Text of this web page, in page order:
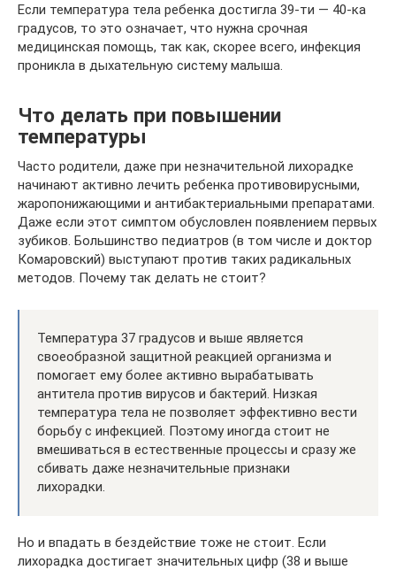
Если температура тела ребенка достигла 39-ти — 40-ка
градусов, то это означает, что нужна срочная
медицинская помощь, так как, скорее всего, инфекция
проникла в дыхательную систему малыша.
Что делать при повышении
температуры
Часто родители, даже при незначительной лихорадке
начинают активно лечить ребенка противовирусными,
жаропонижающими и антибактериальными препаратами.
Даже если этот симптом обусловлен появлением первых
зубиков. Большинство педиатров (в том числе и доктор
Комаровский) выступают против таких радикальных
методов. Почему так делать не стоит?
Температура 37 градусов и выше является
своеобразной защитной реакцией организма и
помогает ему более активно вырабатывать
антитела против вирусов и бактерий. Низкая
температура тела не позволяет эффективно вести
борьбу с инфекцией. Поэтому иногда стоит не
вмешиваться в естественные процессы и сразу же
сбивать даже незначительные признаки
лихорадки.
Но и впадать в бездействие тоже не стоит. Если
лихорадка достигает значительных цифр (38 и выше